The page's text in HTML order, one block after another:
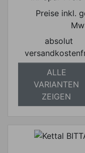
Preise inkl.
absolut
ALLE
VARIANTEN
ZEIGEN